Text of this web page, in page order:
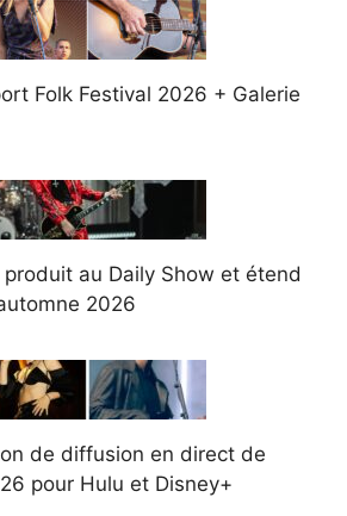
Folk Festival 2026 + Galerie
au Daily Show et étend
2026
de diffusion en direct de
pour Hulu et Disney+